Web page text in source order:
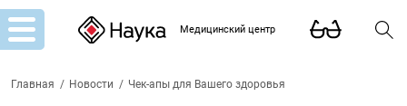
Медицинский центр
Главная / Новости / Чек-апы для Вашего здоровья